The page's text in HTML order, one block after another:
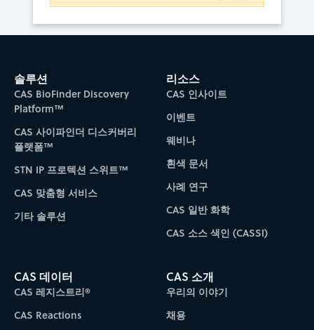
솔루션
CAS BioFinder Discovery
Platform™
CAS 사이파인더 디스커버리
플랫폼™
STN IP 프로텍션 스위트™
CAS 맞춤형 서비스
기타 솔루션
리소스
CAS 인사이트
이벤트
웨비나
흰색 문서
사례 연구
CAS 일반 화학
CAS 소스 색인 (CASSI)
CAS 데이터
CAS 레지스트리®
CAS Reactions
CAS 소개
우리의 이야기
채용